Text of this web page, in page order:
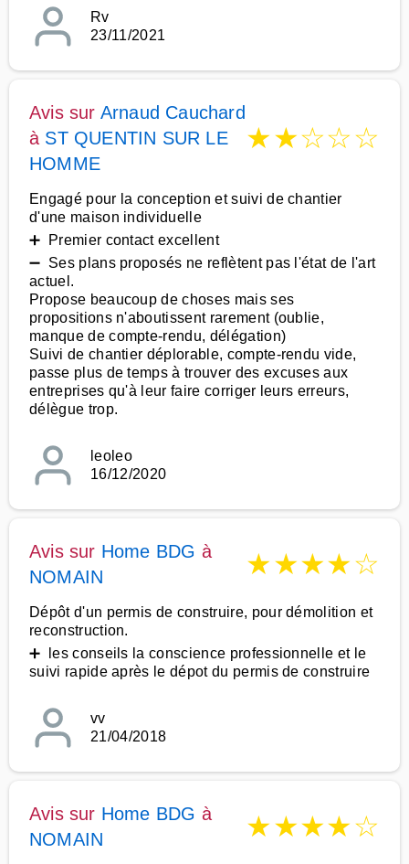
Rv
23/11/2021
Avis sur Arnaud Cauchard
à ST QUENTIN SUR LE
HOMME
★★☆☆☆
Engagé pour la conception et suivi de chantier
d'une maison individuelle
➕ Premier contact excellent
➖ Ses plans proposés ne reflètent pas l'état de l'art
actuel.
Propose beaucoup de choses mais ses
propositions n'aboutissent rarement (oublie,
manque de compte-rendu, délégation)
Suivi de chantier déplorable, compte-rendu vide,
passe plus de temps à trouver des excuses aux
entreprises qu'à leur faire corriger leurs erreurs,
délègue trop.
leoleo
16/12/2020
Avis sur Home BDG à
NOMAIN
★★★★☆
Dépôt d'un permis de construire, pour démolition et
reconstruction.
➕ les conseils la conscience professionnelle et le
suivi rapide après le dépot du permis de construire
vv
21/04/2018
Avis sur Home BDG à
NOMAIN
★★★★☆